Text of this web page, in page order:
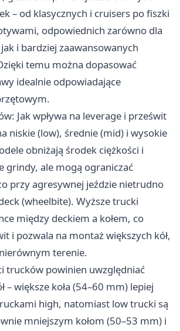
– od klasycznych i cruisers po fiszki
odpowiednich zarówno dla
i bardziej zaawansowanych
temu można dopasować
idealnie odpowiadające
Jak wpływa na leverage i prześwit
niskie (low), średnie (mid) i wysokie
obniżają środek ciężkości i
grindy, ale mogą ograniczać
przy agresywnej jeździe nietrudno
(wheelbite). Wyższe trucki
między deckiem a kołem, co
i pozwala na montaż większych kół,
terenie.
trucków powinien uwzględniać
– większe koła (54–60 mm) lepiej
high, natomiast low trucki są
mniejszym kołom (50–53 mm) i